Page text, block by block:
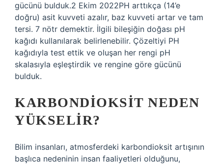
gücünü bulduk.2 Ekim 2022PH arttıkça (14’e
doğru) asit kuvveti azalır, baz kuvveti artar ve tam
tersi. 7 nötr demektir. İlgili bileşiğin doğası pH
kağıdı kullanılarak belirlenebilir. Çözeltiyi PH
kağıdıyla test ettik ve oluşan her rengi pH
skalasıyla eşleştirdik ve rengine göre gücünü
bulduk.
KARBONDIOKSIT NEDEN
YÜKSELIR?
Bilim insanları, atmosferdeki karbondioksit artışının
başlıca nedeninin insan faaliyetleri olduğunu,